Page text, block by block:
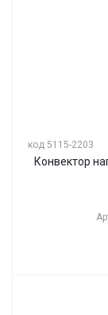
код 5115-2203
Конвектор